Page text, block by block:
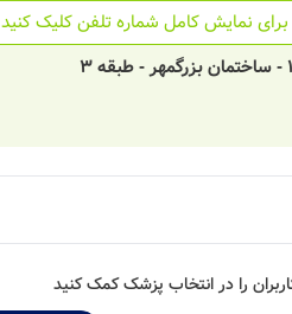
برای نمایش کامل شماره تلفن کلیک کنید
را در انتخاب پزشک کمک کنید